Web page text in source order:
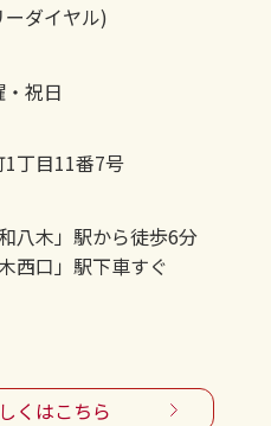
ダイヤル)
祝日
丁目11番7号
八木」駅から徒歩6分
西口」駅下車すぐ
くはこちら